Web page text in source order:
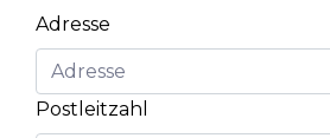
Adresse
Postleitzahl